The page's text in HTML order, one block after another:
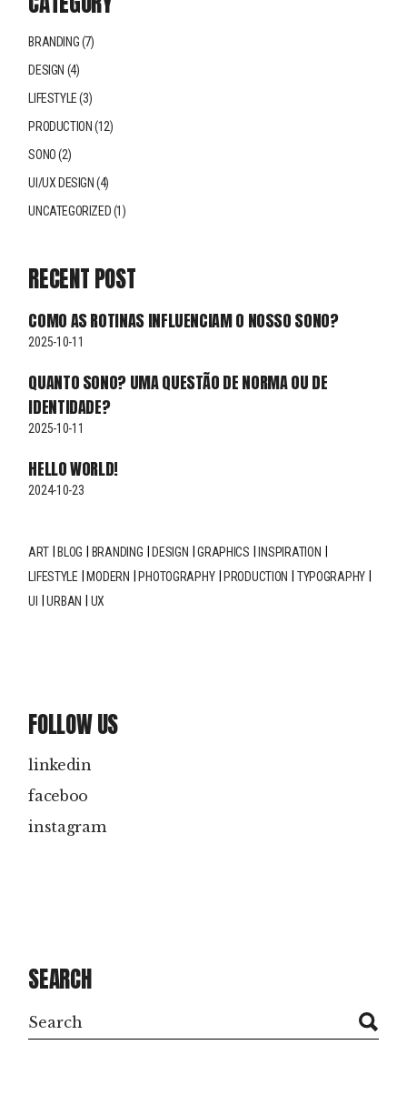
BRANDING(7)
DESIGN (4)
LIFESTYLE(3)
PRODUCTION (12)
SONO(2)
UI/UX DESIGN (4)
UNCATEGORIZED(1)
RECENT POST
COMO AS ROTINAS INFLUENCIAM O NOSSO SONO?
2025-10-11
QUANTO SONO? UMA QUESTÃO DE NORMA OU DE
IDENTIDADE?
2025-10-11
HELLO WORLD!
2024-10-23
ART BLOG BRANDING DESIGN GRAPHICS
INSPIRATION
LIFESTYLE
MODERN PHOTOGRAPHY PRODUCTION
TYPOGRAPHY
UI
URBAN UX
FOLLOW US
linkedin
faceboo
instagram
SEARCH
Search